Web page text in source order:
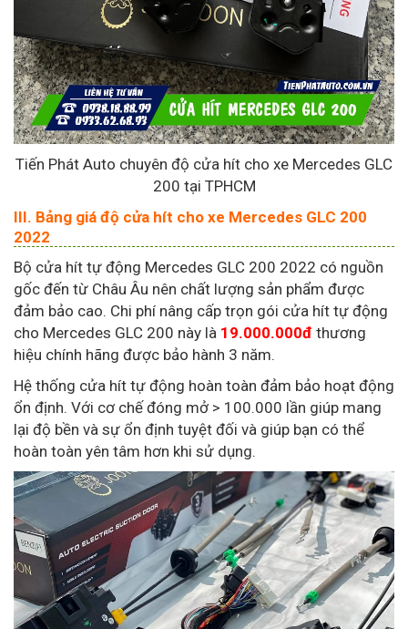
Tiến Phát Auto chuyên độ cửa hít cho xe Mercedes GLC
200 tại TPHCM
III. Bảng giá độ cửa hít cho xe Mercedes GLC 200
2022
Bộ cửa hít tự động Mercedes GLC 200 2022 có nguồn
gốc đến từ Châu Âu nên chất lượng sản phẩm được
đảm bảo cao. Chi phí nâng cấp trọn gói cửa hít tự động
cho Mercedes GLC 200 này là 19.000.000đ thương
hiệu chính hãng được bảo hành 3 năm.
Hệ thống cửa hít tự động hoàn toàn đảm bảo hoạt động
ổn định. Với cơ chế đóng mở > 100.000 lần giúp mang
lại độ bền và sự ổn định tuyệt đối và giúp bạn có thể
hoàn toàn yên tâm hơn khi sử dụng.